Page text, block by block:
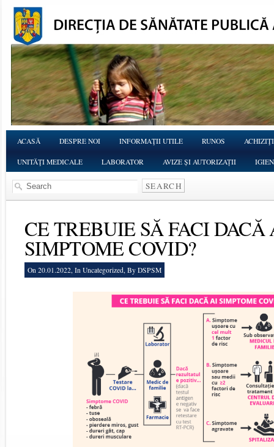
ACASĂ DESPRE NOI INFORMAŢII UTILE RUNOS
UNITĂŢI MEDICALE LABORATOR AVIZE ȘI AUTORIZAȚII
CE TREBUIE SĂ FACI DACĂ
SIMPTOME COVID?
On 20.01.2022, In Uncategorized, By DSPSM